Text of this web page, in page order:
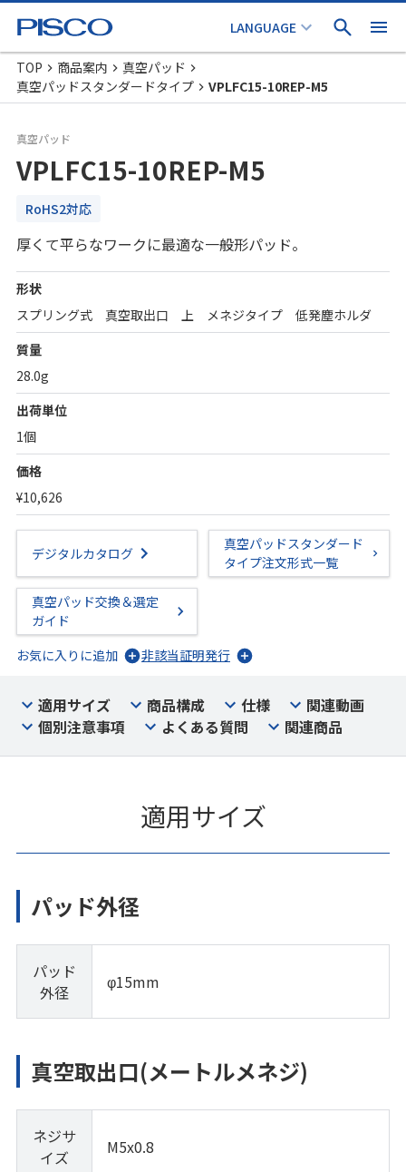
TOP 商品案内
真空パッド
真空パッドスタンダードタイプ
VPLFC15-10REP-M5
真空パッド
VPLFC15-10REP-M5
RoHS2対応
厚くて平らなワークに最適な一般形パッド。
形状
スプリング式 真空取出口 上 メネジタイプ 低発塵ホルダ
質量
28.0g
出荷単位
1個
価格
¥10,626
デジタルカタログ
真空パッドスタンダード
タイプ注文形式一覧
真空パッド交換＆選定
ガイド
お気に入りに追加
非該当証明発行
適用サイズ 商品構成 仕様
関連動画
個別注意事項
よくある質問 関連商品
適用サイズ
パッド外径
パッド
外径
φ15mm
真空取出口(メートルメネジ)
ネジサ
イズ
M5x0.8